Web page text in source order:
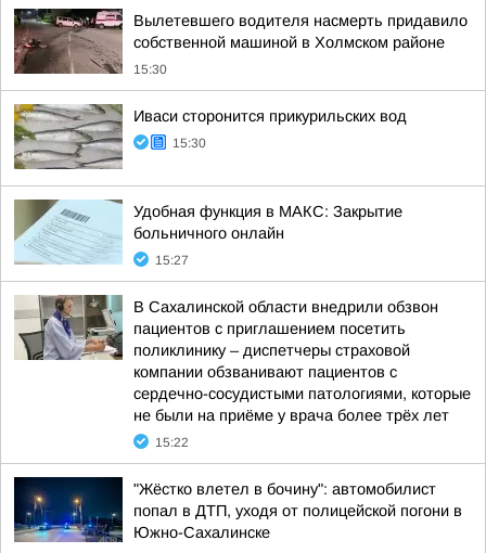
Вылетевшего водителя насмерть придавило
собственной машиной в Холмском районе
15:30
Иваси сторонится прикурильских вод
15:30
Удобная функция в МАКС: Закрытие
больничного онлайн
15:27
В Сахалинской области внедрили обзвон
пациентов с приглашением посетить
поликлинику – диспетчеры страховой
компании обзванивают пациентов с
сердечно-сосудистыми патологиями, которые
не были на приёме у врача более трёх лет
15:22
"Жёстко влетел в бочину": автомобилист
попал в ДТП, уходя от полицейской погони в
Южно-Сахалинске